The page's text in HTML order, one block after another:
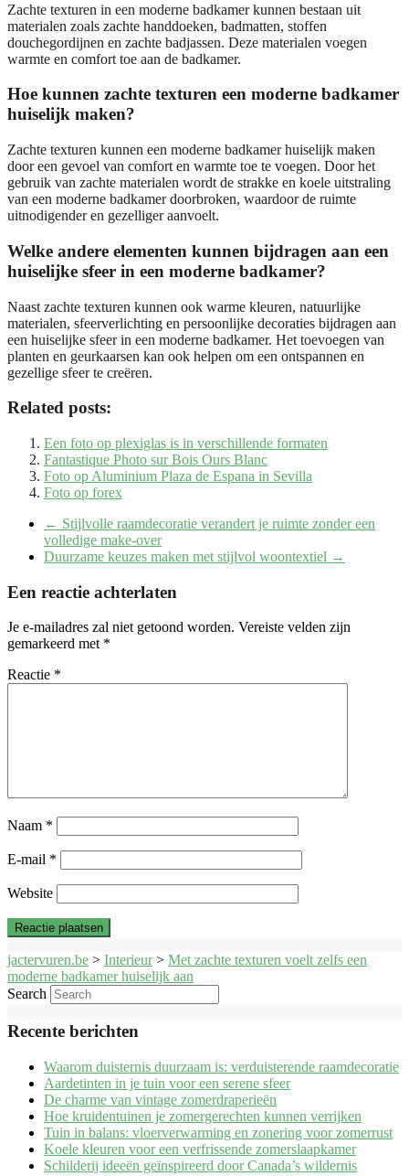
Zachte texturen in een moderne badkamer kunnen bestaan uit
materialen zoals zachte handdoeken, badmatten, stoffen
douchegordijnen en zachte badjassen. Deze materialen voegen
warmte en comfort toe aan de badkamer.
Hoe kunnen zachte texturen een moderne badkamer
huiselijk maken?
Zachte texturen kunnen een moderne badkamer huiselijk maken
door een gevoel van comfort en warmte toe te voegen. Door het
gebruik van zachte materialen wordt de strakke en koele uitstraling
van een moderne badkamer doorbroken, waardoor de ruimte
uitnodigender en gezelliger aanvoelt.
Welke andere elementen kunnen bijdragen aan een
huiselijke sfeer in een moderne badkamer?
Naast zachte texturen kunnen ook warme kleuren, natuurlijke
materialen, sfeerverlichting en persoonlijke decoraties bijdragen aan
een huiselijke sfeer in een moderne badkamer. Het toevoegen van
planten en geurkaarsen kan ook helpen om een ontspannen en
gezellige sfeer te creëren.
Related posts:
Een foto op plexiglas is in verschillende formaten
Fantastique Photo sur Bois Ours Blanc
Foto op Aluminium Plaza de Espana in ‪Sevilla‬
Foto op forex
← Stijlvolle raamdecoratie verandert je ruimte zonder een
volledige make-over
Duurzame keuzes maken met stijlvol woontextiel →
Een reactie achterlaten
Je e-mailadres zal niet getoond worden. Vereiste velden zijn
gemarkeerd met *
Reactie *
Naam *
E-mail *
Website
jactervuren.be > Interieur> Met zachte texturen voelt zelfs een
moderne badkamer huiselijk aan
Search
Recente berichten
Waarom duisternis duurzaam is: verduisterende raamdecoratie
Aardetinten in je tuin voor een serene sfeer
De charme van vintage zomerdraperieën
Hoe kruidentuinen je zomergerechten kunnen verrijken
Tuin in balans: vloerverwarming en zonering voor zomerrust
Koele kleuren voor een verfrissende zomerslaapkamer
Schilderij ideeën geïnspireerd door Canada’s wildernis